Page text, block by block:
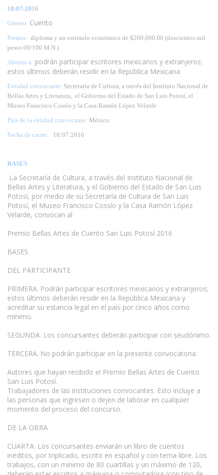
18:07:2016
Género: Cuento
Premio: diploma y un estímulo económico de $200,000.00 (doscientos mil
pesos 00/100 M.N.)
Abierto a: podrán participar escritores mexicanos y extranjeros;
estos últimos deberán residir en la República Mexicana
Entidad convocante: Secretaría de Cultura, a través del Instituto Nacional de
Bellas Artes y Literatura, el Gobierno del Estado de San Luis Potosí, el
Museo Francisco Cossío y la Casa Ramón López Velarde
País de la entidad convocante: México
Fecha de cierre: 18:07:2016
BASES
La Secretaría de Cultura, a través del Instituto Nacional de
Bellas Artes y Literatura, y el Gobierno del Estado de San Luis
Potosí, por medio de su Secretaría de Cultura de San Luis
Potosí, el Museo Francisco Cossío y la Casa Ramón López
Velarde, convocan al
Premio Bellas Artes de Cuento San Luis Potosí 2016
BASES
DEL PARTICIPANTE
PRIMERA. Podrán participar escritores mexicanos y extranjeros;
estos últimos deberán residir en la República Mexicana y
acreditar su estancia legal en el país por cinco años como
mínimo.
SEGUNDA. Los concursantes deberán participar con seudónimo.
TERCERA. No podrán participar en la presente convocatoria:
Autores que hayan recibido el Premio Bellas Artes de Cuento
San Luis Potosí.
Trabajadores de las instituciones convocantes. Esto incluye a
las personas que ingresen o dejen de laborar en cualquier
momento del proceso del concurso.
DE LA OBRA
CUARTA. Los concursantes enviarán un libro de cuentos
inéditos, por triplicado, escrito en español y con tema libre. Los
trabajos, con un mínimo de 80 cuartillas y un máximo de 120,